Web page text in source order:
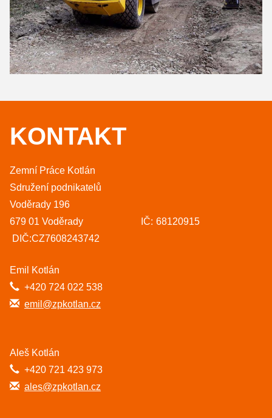
KONTAKT
Zemní Práce Kotlán
Sdružení podnikatelů
Voděrady 196
679 01 Voděrady IČ: 68120915
DIČ:CZ7608243742
Emil Kotlán
+420 724 022 538
emil@zpkotlan.cz
Aleš Kotlán
+420 721 423 973
ales@zpkotlan.cz